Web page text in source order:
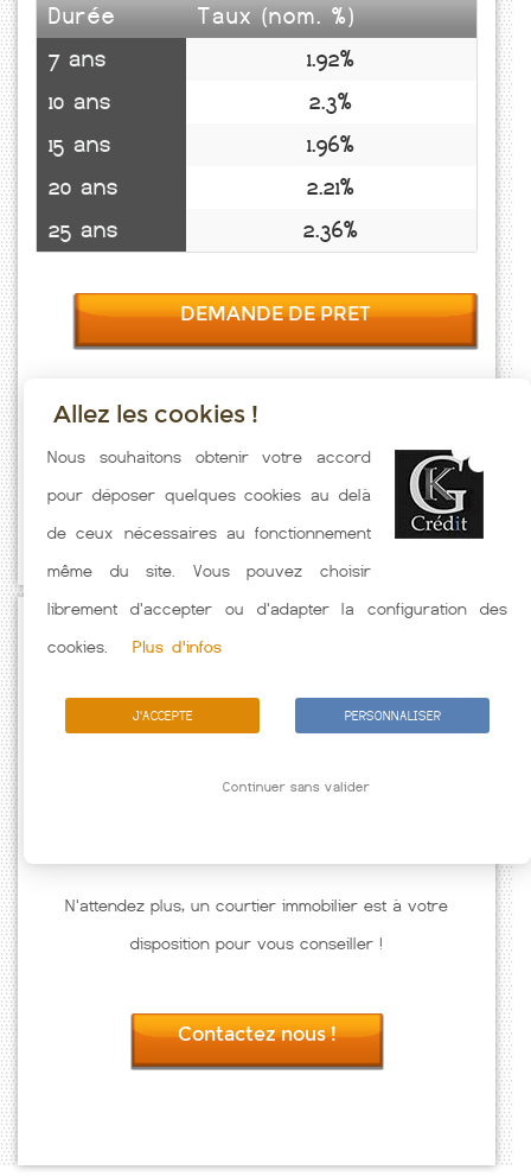
Durée
Taux (nom. %)
7 ans
1.92%
10 ans
2.3%
15 ans
1.96%
20 ans
2.21%
25 ans
2.36%
DEMANDE DE PRET
Taux emprunt actualisés (Labastide Murat) toutes les semaines. Taux
Immobilier pratiqués par nos partenaires bancaires. Meilleur Taux
hors assurance. Taux crédit immobilier indicatif fonction des
caractéristiques de l'emprunteur.
N'attendez plus, un courtier immobilier est à votre
disposition pour vous conseiller !
Contactez nous !
Allez les cookies !
Nous souhaitons obtenir votre accord
pour déposer quelques cookies au delà
de ceux nécessaires au fonctionnement
même du site. Vous pouvez choisir
librement d'accepter ou d'adapter la configuration des
cookies.
Plus d'infos
J'ACCEPTE PERSONNALISER
Continuer sans valider